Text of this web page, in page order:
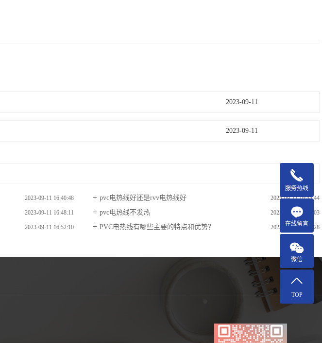
2023-09-11
2023-09-11
2023-09-11 16:40:48 pvc电热线好还是rvv电热线好 2023-09-11 16:44:44
2023-09-11 16:48:11 pvc电热线不发热 2023-09-11 16:50:03
2023-09-11 16:52:10 PVC电热线有哪些主要的特点和优势？ 2023-09-11 16:53:28
服务热线
在线留言
微信
TOP